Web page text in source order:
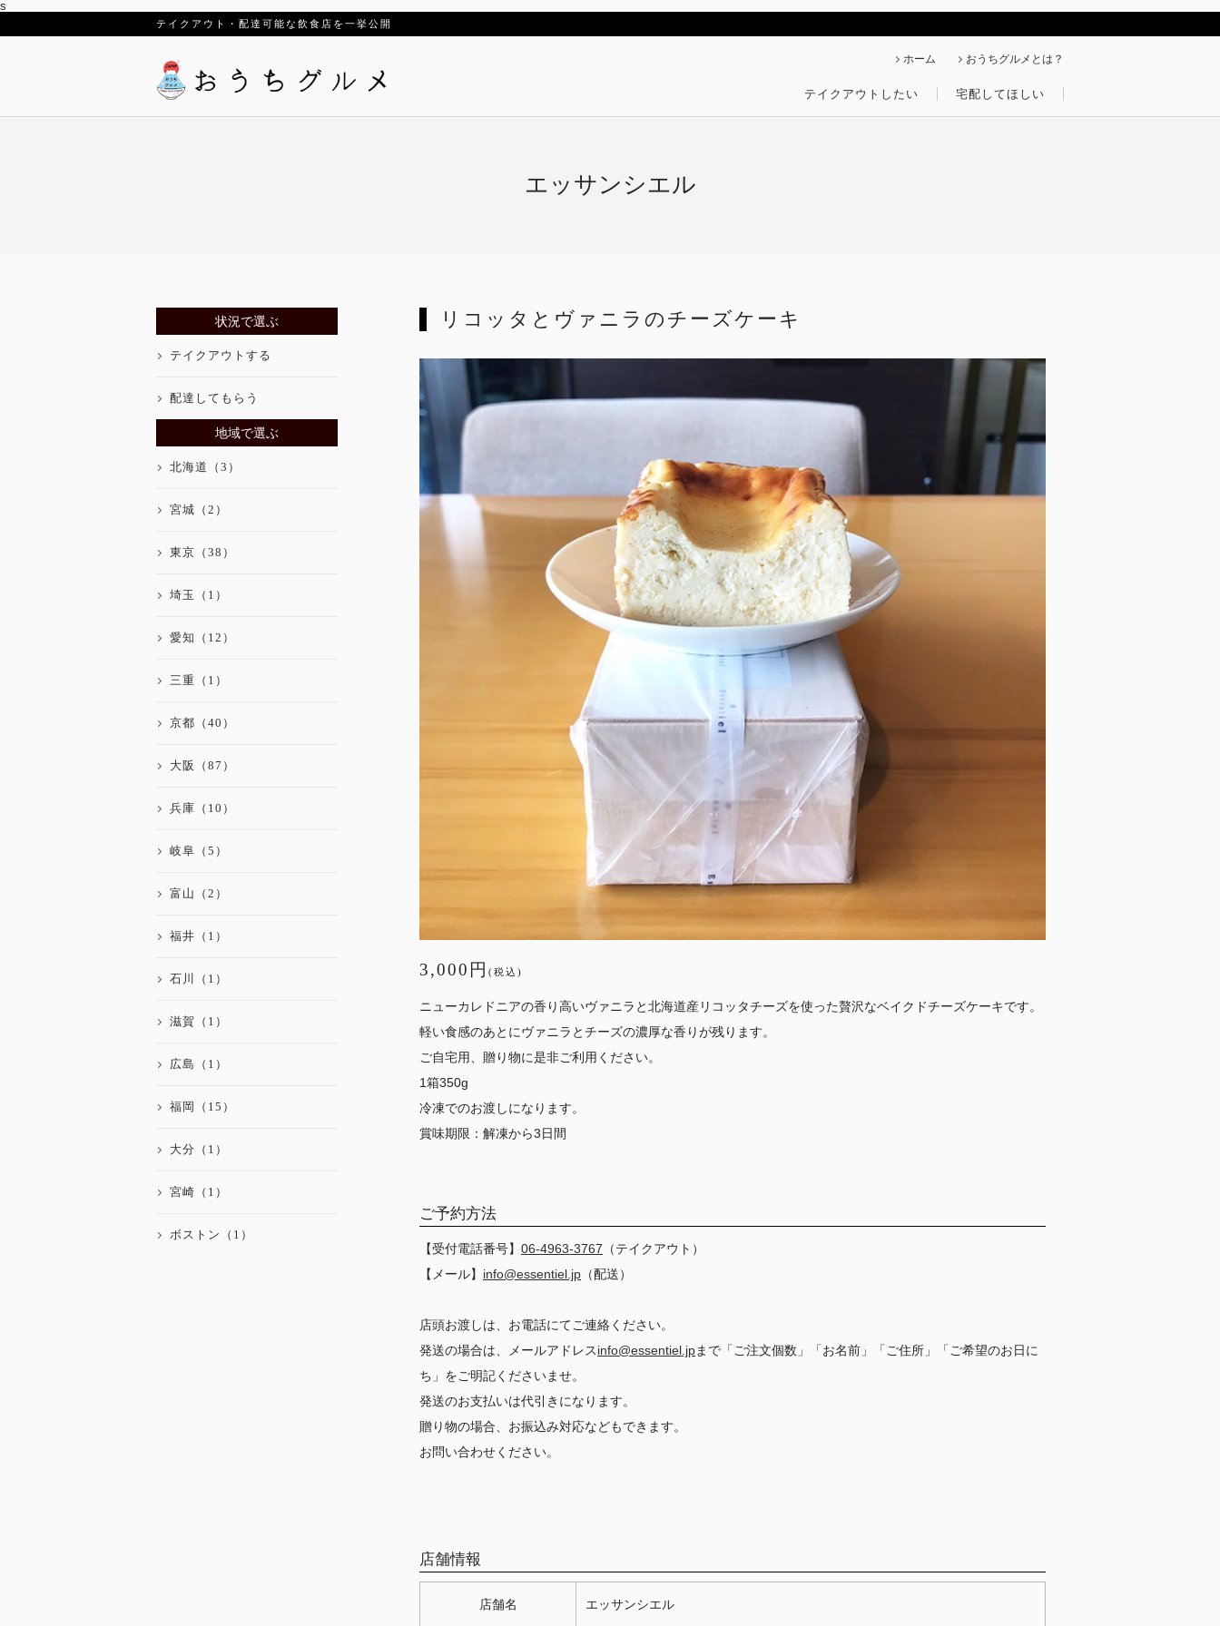
s
テイクアウト・配達可能な飲食店を一挙公開
ホーム おうちグルメとは？
テイクアウトしたい 宅配してほしい
エッサンシエル
リコッタとヴァニラのチーズケーキ
3,000円 (税込)
ニューカレドニアの香り高いヴァニラと北海道産リコッタチーズを使った贅沢なベイクドチーズケーキです。
軽い食感のあとにヴァニラとチーズの濃厚な香りが残ります。
ご自宅用、贈り物に是非ご利用ください。
1箱350g
冷凍でのお渡しになります。
賞味期限：解凍から3日間
ご予約方法
【受付電話番号】 06-4963-3767 （テイクアウト）
【メール】 info@essentiel.jp （配送）
店頭お渡しは、お電話にてご連絡ください。
発送の場合は、メールアドレスinfo@essentiel.jpまで「ご注文個数」「お名前」「ご住所」「ご希望のお日に
ち」をご明記くださいませ。
発送のお支払いは代引きになります。
贈り物の場合、お振込み対応などもできます。
お問い合わせください。
店舗情報
店舗名 エッサンシエル
状況で選ぶ
テイクアウトする
配達してもらう
地域で選ぶ
北海道（3）
宮城（2）
東京（38）
埼玉（1）
愛知（12）
三重（1）
京都（40）
大阪（87）
兵庫（10）
岐阜（5）
富山（2）
福井（1）
石川（1）
滋賀（1）
広島（1）
福岡（15）
大分（1）
宮崎（1）
ボストン（1）